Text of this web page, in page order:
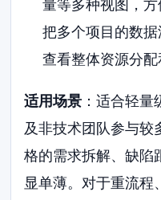
量等多种视图，
把多个项目的数
查看整体资源分配
适用场景 ：适合轻
及非技术团队参与较
格的需求拆解、缺陷
显单薄。对于重流程